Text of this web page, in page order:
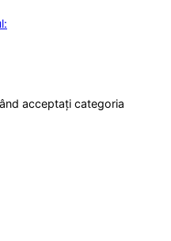
acceptați categoria